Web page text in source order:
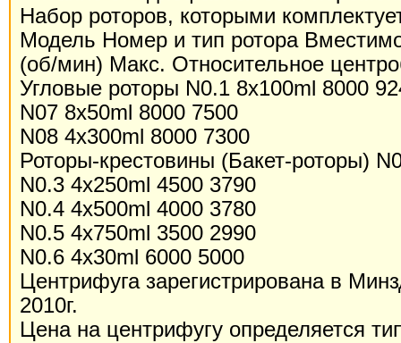
Набор роторов, которыми
Модель Номер и тип ротора
(об/мин) Макс. Относительное
Угловые роторы N0.1 8x100ml 8000
N07 8x50ml 8000 7500
N08 4x300ml 8000 7300
Роторы-крестовины (Бакет-роторы)
N0.3 4x250ml 4500 3790
N0.4 4x500ml 4000 3780
N0.5 4x750ml 3500 2990
N0.6 4x30ml 6000 5000
Центрифуга зарегистрирована в
2010г.
Цена на центрифугу определяется